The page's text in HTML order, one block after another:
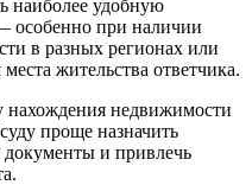
наиболее удобную
особенно при наличии
в разных регионах или
жительства ответчика.
нахождения недвижимости
проще назначить
документы и привлечь